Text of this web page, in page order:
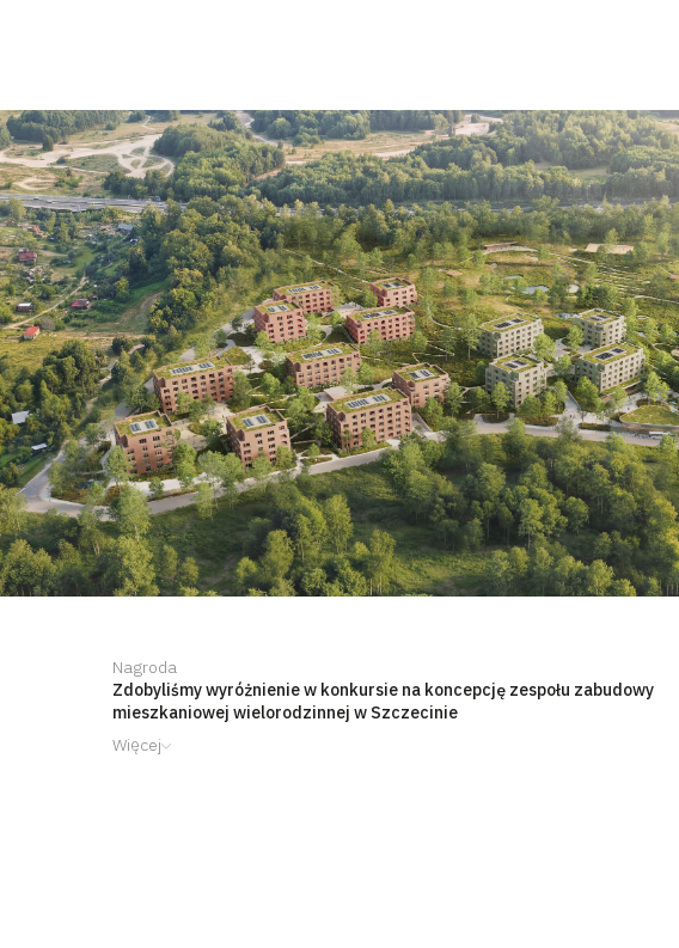
Nagroda
Zdobyliśmy wyróżnienie w konkursie na koncepcję zespołu zabudowy
mieszkaniowej wielorodzinnej w Szczecinie
Więcej